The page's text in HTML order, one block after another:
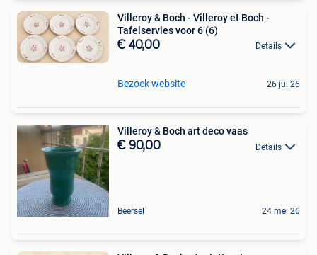
Villeroy & Boch - Villeroy et Boch -
Tafelservies voor 6 (6)
€ 40,00 Details
Bezoek website 26 jul 26
Villeroy & Boch art deco vaas
€ 90,00 Details
Beersel 24 mei 26